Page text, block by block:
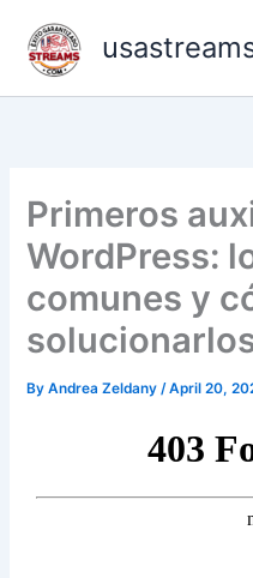
content
Primeros
WordPress:
comunes y
ByAndrea Zeldany/April 20,